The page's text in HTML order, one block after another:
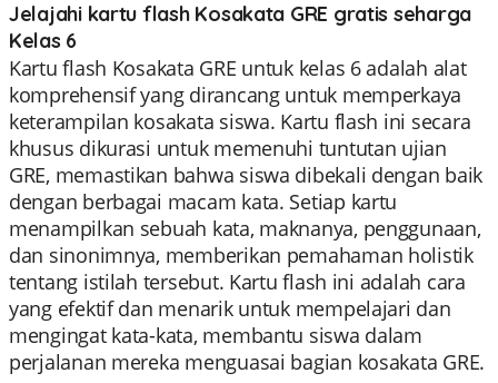
Jelajahi kartu flash Kosakata GRE gratis seharga
Kelas 6
Kartu flash Kosakata GRE untuk kelas 6 adalah alat
komprehensif yang dirancang untuk memperkaya
keterampilan kosakata siswa. Kartu flash ini secara
khusus dikurasi untuk memenuhi tuntutan ujian
GRE, memastikan bahwa siswa dibekali dengan baik
dengan berbagai macam kata. Setiap kartu
menampilkan sebuah kata, maknanya, penggunaan,
dan sinonimnya, memberikan pemahaman holistik
tentang istilah tersebut. Kartu flash ini adalah cara
yang efektif dan menarik untuk mempelajari dan
mengingat kata-kata, membantu siswa dalam
perjalanan mereka menguasai bagian kosakata GRE.